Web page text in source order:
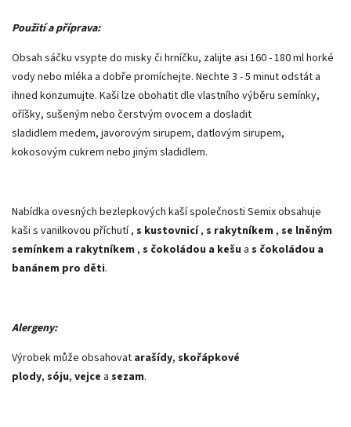
Použití a příprava:
Obsah sáčku vsypte do misky či hrníčku, zalijte asi 160 - 180 ml horké
vody nebo mléka a dobře promíchejte. Nechte 3 - 5 minut odstát a
ihned konzumujte. Kaši lze obohatit dle vlastního výběru semínky,
oříšky, sušeným nebo čerstvým ovocem a dosladit
sladidlem medem, javorovým sirupem, datlovým sirupem,
kokosovým cukrem nebo jiným sladidlem.
Nabídka ovesných bezlepkových kaší společnosti Semix obsahuje
kaši s vanilkovou příchutí , s kustovnicí, s rakytníkem , se lněným
semínkem a rakytníkem , s čokoládou a kešu a s čokoládou a
banánem pro děti.
Alergeny:
Výrobek může obsahovat arašídy, skořápkové
plody, sóju, vejce a sezam.